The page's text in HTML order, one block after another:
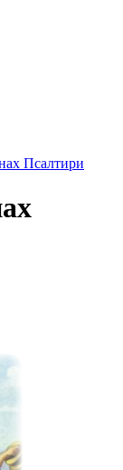
Псалтири